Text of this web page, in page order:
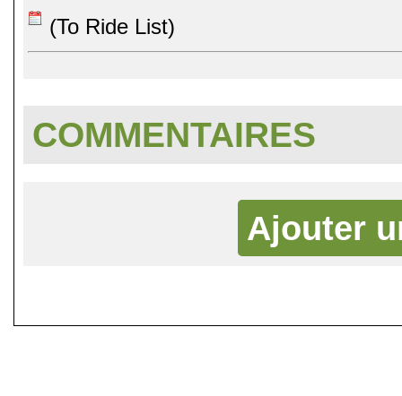
(To Ride List)
COMMENTAIRES
Ajouter